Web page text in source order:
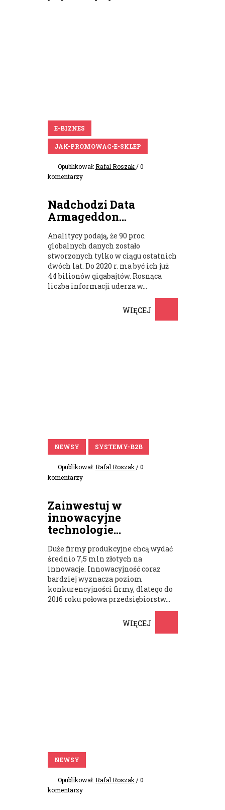
E-BIZNES
JAK-PROMOWAC-E-SKLEP
Opublikował:Rafal Roszak/ 0
komentarzy
Nadchodzi Data
Armageddon...
Analitycy podają, że 90 proc.
globalnych danych zostało
stworzonych tylko w ciągu ostatnich
dwóch lat. Do 2020 r. ma być ich już
44 bilionów gigabajtów. Rosnąca
liczba informacji uderza w...
WIĘCEJ
NEWSY SYSTEMY-B2B
Opublikował:Rafal Roszak/ 0
komentarzy
Zainwestuj w
innowacyjne
technologie...
Duże firmy produkcyjne chcą wydać
średnio 7,5 mln złotych na
innowacje. Innowacyjność coraz
bardziej wyznacza poziom
konkurencyjności firmy, dlatego do
2016 roku połowa przedsiębiorstw...
WIĘCEJ
NEWSY
Opublikował:Rafal Roszak/ 0
komentarzy